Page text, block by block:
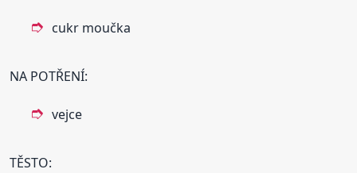
cukr moučka
NA POTŘENÍ:
vejce
TĚSTO: